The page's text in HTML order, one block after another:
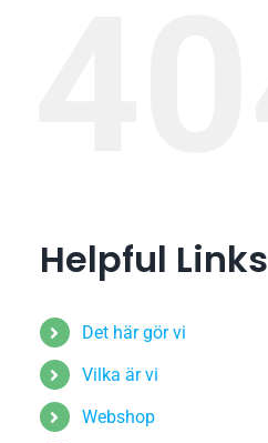
Helpful Links
Det här gör vi
Vilka är vi
Webshop